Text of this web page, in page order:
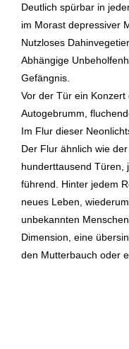
Deutlich spürbar in
im Morast depressiver
Nutzloses
Abhängige
Gefängnis.
Vor der Tür ein Konzert
Autogebrumm,
Im Flur dieser
Der Flur ähnlich wie
hunderttausend Türen,
führend. Hinter jedem
neues Leben,
unbekannten
Dimension, eine
den Mutterbauch oder